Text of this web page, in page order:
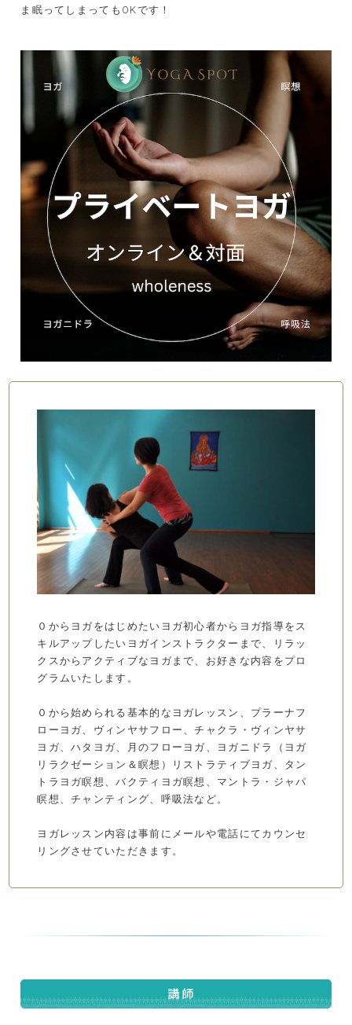
ま眠ってしまってもOKです！
０からヨガをはじめたいヨガ初心者からヨガ指導をス
キルアップしたいヨガインストラクターまで、リラッ
クスからアクティブなヨガまで、お好きな内容をプロ
グラムいたします。
０から始められる基本的なヨガレッスン、プラーナフ
ローヨガ、ヴィンヤサフロー、チャクラ・ヴィンヤサ
ヨガ、ハタヨガ、月のフローヨガ、ヨガニドラ（ヨガ
リラクゼーション＆瞑想）リストラティブヨガ、タン
トラヨガ瞑想、バクティヨガ瞑想、マントラ・ジャパ
瞑想、チャンティング、呼吸法など。
ヨガレッスン内容は事前にメールや電話にてカウンセ
リングさせていただきます。
講師